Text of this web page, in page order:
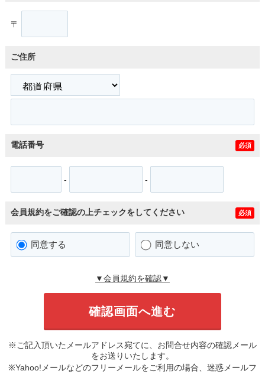
〒
ご住所
電話番号 必須
- -
会員規約をご確認の上チェックをしてください 必須
同意する 同意しない
▼会員規約を確認▼
※ご記入頂いたメールアドレス宛てに、お問合せ内容の確認メール
をお送りいたします。
※Yahoo!メールなどのフリーメールをご利用の場合、迷惑メールフ